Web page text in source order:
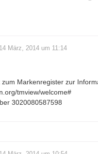
14 März, 2014 um 11:14
Markenregister zur
tmview/welcome#
3020080587598